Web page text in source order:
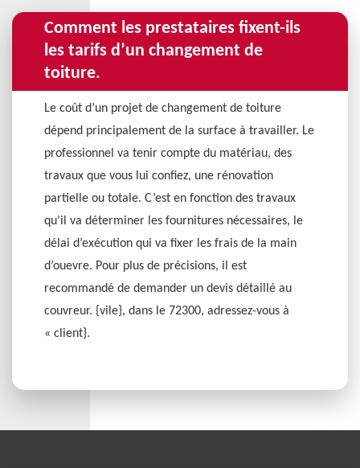
Comment les prestataires fixent-ils
les tarifs d’un changement de
toiture.
Le coût d’un projet de changement de toiture
dépend principalement de la surface à travailler. Le
professionnel va tenir compte du matériau, des
travaux que vous lui confiez, une rénovation
partielle ou totale. C’est en fonction des travaux
qu’il va déterminer les fournitures nécessaires, le
délai d’exécution qui va fixer les frais de la main
d’ouevre. Pour plus de précisions, il est
recommandé de demander un devis détaillé au
couvreur. {vile}, dans le 72300, adressez-vous à
« client}.